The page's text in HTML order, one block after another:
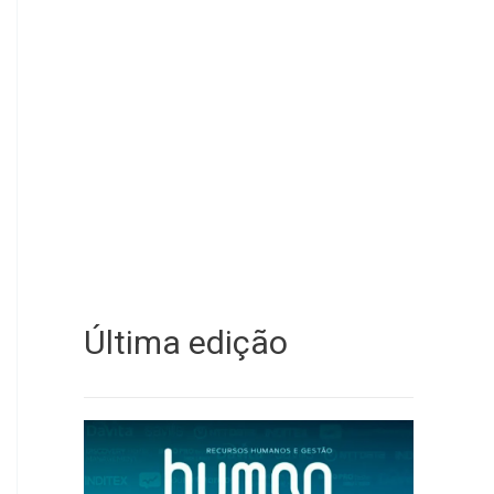
Última edição